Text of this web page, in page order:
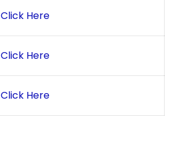
Click Here
Click Here
Click Here